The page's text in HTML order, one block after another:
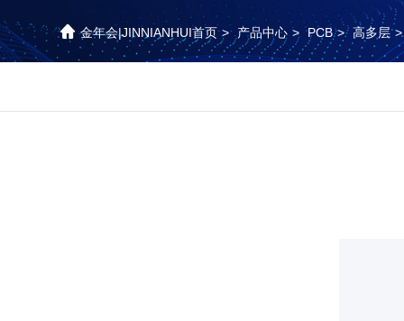
金年会|JINNIANHUI首页 > 产品中心 > PCB > 高多层 >